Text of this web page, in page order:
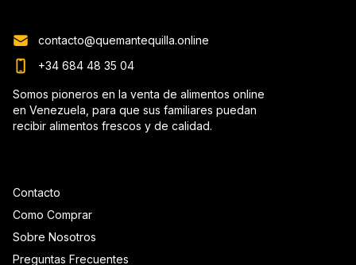
Contacto
Como Comprar
Sobre Nosotros
Preguntas Frecuentes
contacto@quemantequilla.online
+34 684 48 35 04
Somos pioneros en la venta de alimentos online
en Venezuela, para que sus familiares puedan
recibir alimentos frescos y de calidad.